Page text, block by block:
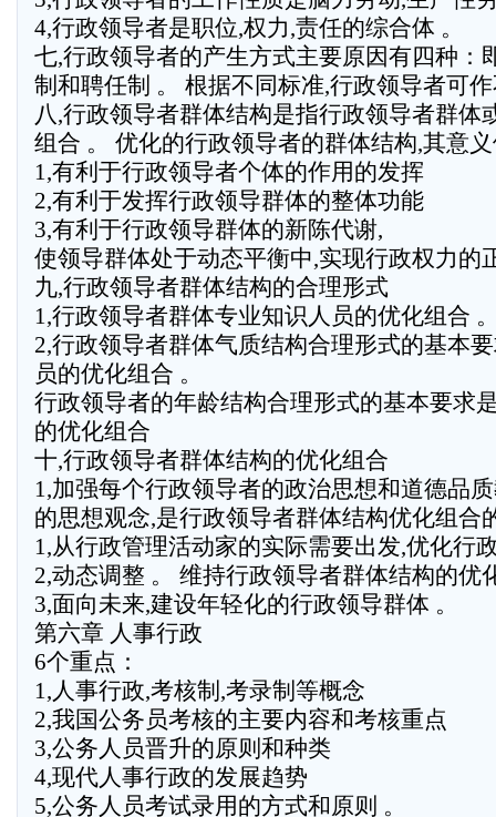
4,行政领导者是职位,权力,责任的综合体 。
七,行政领导者的产生方式主要原因有四种：
制和聘任制 。 根据不同标准,行政领导者可
八,行政领导者群体结构是指行政领导者群体
组合 。 优化的行政领导者的群体结构,其意
1,有利于行政领导者个体的作用的发挥
2,有利于发挥行政领导群体的整体功能
3,有利于行政领导群体的新陈代谢,
使领导群体处于动态平衡中,实现行政权力的
九,行政领导者群体结构的合理形式
1,行政领导者群体专业知识人员的优化组合
2,行政领导者群体气质结构合理形式的基本
员的优化组合 。
行政领导者的年龄结构合理形式的基本要求
的优化组合
十,行政领导者群体结构的优化组合
1,加强每个行政领导者的政治思想和道德品
的思想观念,是行政领导者群体结构优化组合
1,从行政管理活动家的实际需要出发,优化行
2,动态调整 。 维持行政领导者群体结构的优
3,面向未来,建设年轻化的行政领导群体 。
第六章 人事行政
6个重点：
1,人事行政,考核制,考录制等概念
2,我国公务员考核的主要内容和考核重点
3,公务人员晋升的原则和种类
4,现代人事行政的发展趋势
5,公务人员考试录用的方式和原则 。